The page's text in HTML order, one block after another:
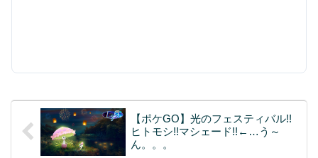
【ポケGO】光のフェスティバル!!
ヒトモシ!!マシェード!!←…う～
ん。。。